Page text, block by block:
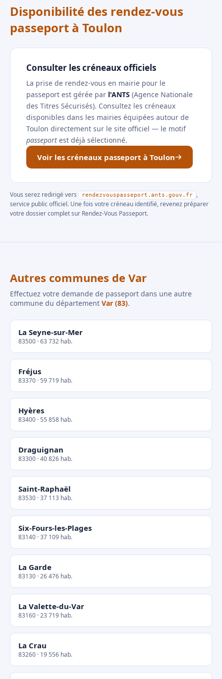
Disponibilité des rendez-vous
passeport à Toulon
Consulter les créneaux officiels
La prise de rendez-vous en mairie pour le
passeport est gérée par l'ANTS (Agence Nationale
des Titres Sécurisés). Consultez les créneaux
disponibles dans les mairies équipées autour de
Toulon directement sur le site officiel — le motif
passeport est déjà sélectionné.
Voir les créneaux passeport à Toulon
Vous serez redirigé vers rendezvouspasseport.ants.gouv.fr
,
service public officiel. Une fois votre créneau identifié, revenez préparer
votre dossier complet sur Rendez-Vous Passeport.
Autres communes de Var
Effectuez votre demande de passeport dans une autre
commune du département Var (83).
La Seyne-sur-Mer
83500 · 63 732 hab.
Fréjus
83370 · 59 719 hab.
Hyères
83400 · 55 858 hab.
Draguignan
83300 · 40 826 hab.
Saint-Raphaël
83530 · 37 113 hab.
Six-Fours-les-Plages
83140 · 37 109 hab.
La Garde
83130 · 26 476 hab.
La Valette-du-Var
83160 · 23 719 hab.
La Crau
83260 · 19 556 hab.